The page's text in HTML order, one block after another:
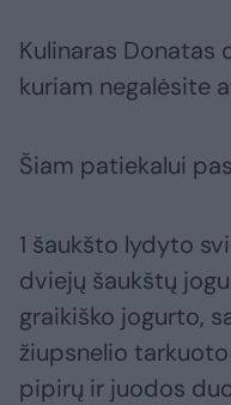
Kulinaras Donatas
kuriam negalėsite
Šiam patiekalui
1 šaukšto lydyto
dviejų šaukštų
graikiško jogurto,
žiupsnelio
pipirų ir juodos